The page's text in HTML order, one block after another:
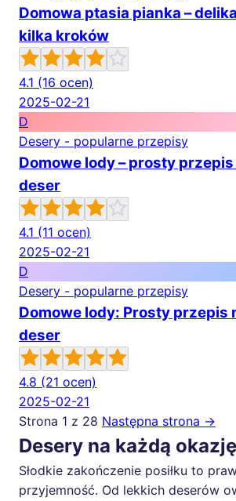
Domowa ptasia pianka –
kilka kroków
4.1 (16 ocen)
2025-02-21
D
Desery - popularne przepisy
Domowe lody – prosty
deser
4.1 (11 ocen)
2025-02-21
D
Desery - popularne przepisy
Domowe lody: Prosty przepis
deser
4.8 (21 ocen)
2025-02-21
Strona 1 z 28 Następna strona →
Desery na każdą okazję
Słodkie zakończenie posiłku to
przyjemność. Od lekkich deserów